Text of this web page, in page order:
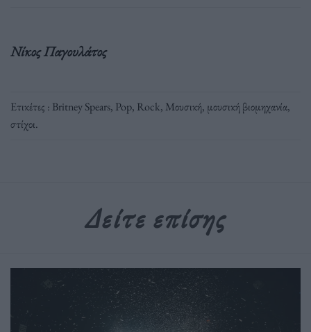
Νίκος Παγουλάτος
Ετικέτες : Britney Spears, Pop, Rock, Μουσική, μουσική βιομηχανία,
στίχοι.
Δείτε επίσης